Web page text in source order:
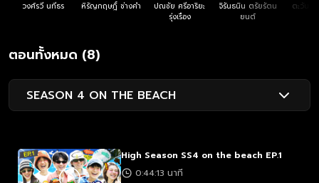
วงศ์รวี นทีธร หิรัญกฤษฎิ์ ช่างคำ
ปณชัย ศรีอาริยะ
รุ่งเรือง
จิรันธนิน ตรัยรัตน
ยนต์
ตะวัน
ตอนทั้งหมด (8)
SEASON 4 ON THE BEACH
High Season SS4 on the beach EP.1
0:44:13 นาที